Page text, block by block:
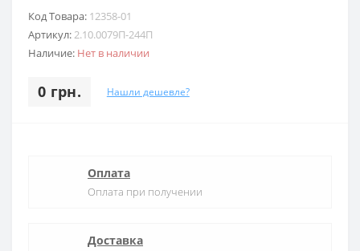
Код Товара: 12358-01
Артикул:2.10.0079П-244П
Наличие: Нет в наличии
0 грн. Нашли дешевле?
Оплата
Оплата при получении
Доставка